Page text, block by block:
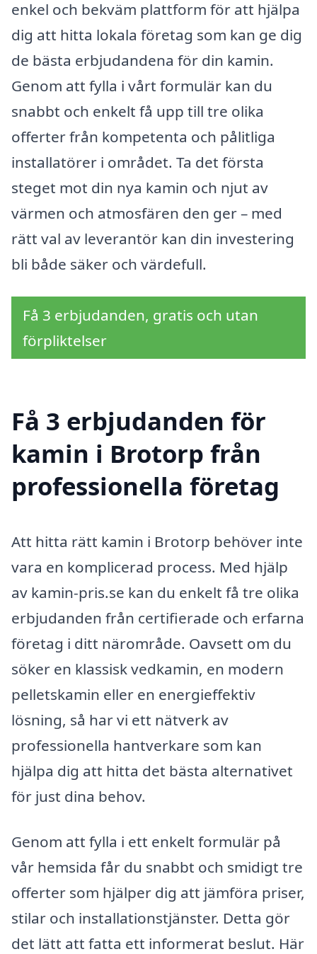
enkel och bekväm plattform för att hjälpa
dig att hitta lokala företag som kan ge dig
de bästa erbjudandena för din kamin.
Genom att fylla i vårt formulär kan du
snabbt och enkelt få upp till tre olika
offerter från kompetenta och pålitliga
installatörer i området. Ta det första
steget mot din nya kamin och njut av
värmen och atmosfären den ger – med
rätt val av leverantör kan din investering
bli både säker och värdefull.
Få 3 erbjudanden, gratis och utan
förpliktelser
Få 3 erbjudanden för
kamin i Brotorp från
professionella företag
Att hitta rätt kamin i Brotorp behöver inte
vara en komplicerad process. Med hjälp
av kamin-pris.se kan du enkelt få tre olika
erbjudanden från certifierade och erfarna
företag i ditt närområde. Oavsett om du
söker en klassisk vedkamin, en modern
pelletskamin eller en energieffektiv
lösning, så har vi ett nätverk av
professionella hantverkare som kan
hjälpa dig att hitta det bästa alternativet
för just dina behov.
Genom att fylla i ett enkelt formulär på
vår hemsida får du snabbt och smidigt tre
offerter som hjälper dig att jämföra priser,
stilar och installationstjänster. Detta gör
det lätt att fatta ett informerat beslut. Här